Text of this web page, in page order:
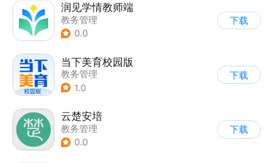
润见学情教师端
教务管理
0.0
下载
当下美育校园版
教务管理
1.0
下载
云楚安培
教务管理
0.0
下载